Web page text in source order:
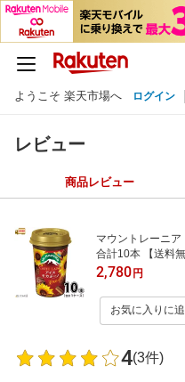
ようこそ 楽天市場へ ログイン
レビュー
商品レビュー
マウントレーニ
合計10本 【送料
2,780円
お気に入りに
4(3件)